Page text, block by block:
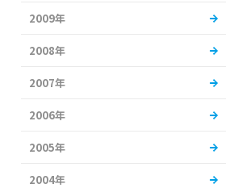
2009年
2008年
2007年
2006年
2005年
2004年